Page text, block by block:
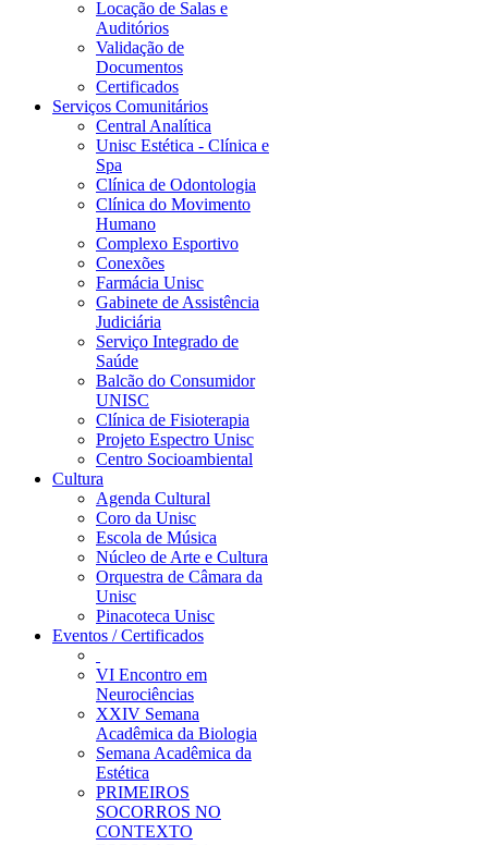
Locação de Salas e
Auditórios
Validação de
Documentos
Certificados
Serviços Comunitários
Central Analítica
Unisc Estética - Clínica e
Spa
Clínica de Odontologia
Clínica do Movimento
Humano
Complexo Esportivo
Conexões
Farmácia Unisc
Gabinete de Assistência
Judiciária
Serviço Integrado de
Saúde
Balcão do Consumidor
UNISC
Clínica de Fisioterapia
Projeto Espectro Unisc
Centro Socioambiental
Cultura
Agenda Cultural
Coro da Unisc
Escola de Música
Núcleo de Arte e Cultura
Orquestra de Câmara da
Unisc
Pinacoteca Unisc
Eventos / Certificados
VI Encontro em
Neurociências
XXIV Semana
Acadêmica da Biologia
Semana Acadêmica da
Estética
PRIMEIROS
SOCORROS NO
CONTEXTO